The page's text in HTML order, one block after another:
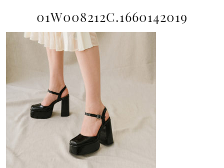
01W008212C.1660142019